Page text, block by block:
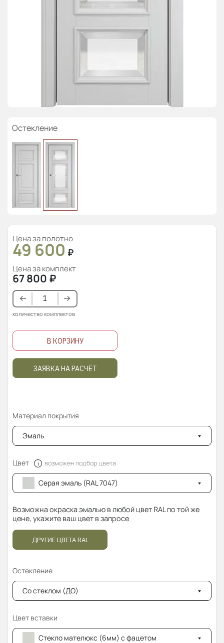
Остекление
Цена за полотно
49 600 ₽
Цена за комплект
67 800 ₽
количество комплектов
В КОРЗИНУ
ЗАЯВКА НА РАСЧЁТ
Материал покрытия
Эмаль
Цвет возможен подбор цвета
Серая эмаль (RAL 7047)
Возможна окраска эмалью в любой цвет RAL по той же
цене, укажите ваш цвет в запросе
ДРУГИЕ ЦВЕТА RAL
Остекление
Со стеклом (ДО)
Цвет вставки
Стекло мателюкс (6мм) с фацетом